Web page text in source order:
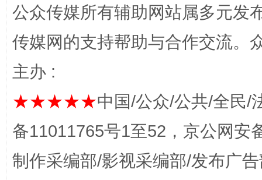
公众传媒所有辅助网站属多元发
传媒网的支持帮助与合作交流。
主办 :
★★★★★中国/公众/公共/全民/
备11011765号1至52，京公网安
制作采编部/影视采编部/发布广